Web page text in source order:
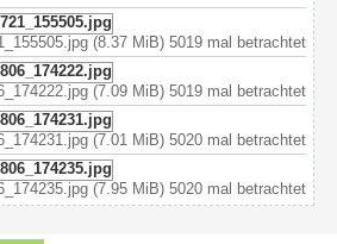
(8.37 MiB) 5019 mal betrachtet
(7.09 MiB) 5019 mal betrachtet
(7.01 MiB) 5020 mal betrachtet
(7.95 MiB) 5020 mal betrachtet